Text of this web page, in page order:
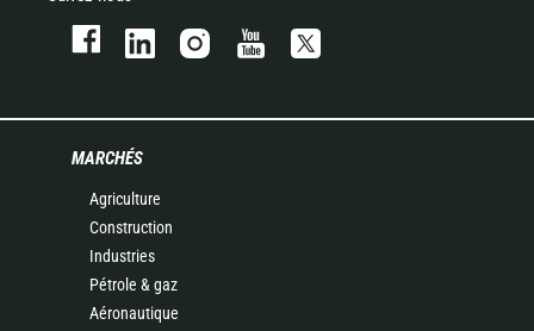
MARCHÉS
Agriculture
Construction
Industries
Pétrole & gaz
Aéronautique